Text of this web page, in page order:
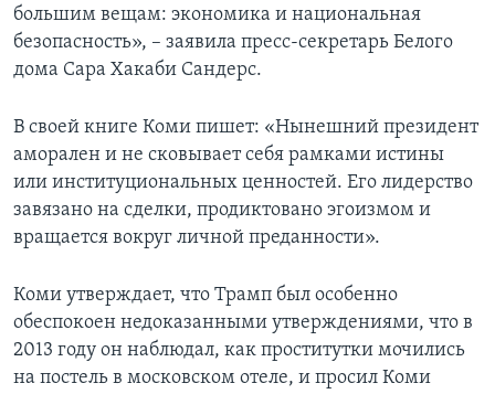
большим вещам: экономика и национальная
безопасность», – заявила пресс-секретарь Белого
дома Сара Хакаби Сандерс.
В своей книге Коми пишет: «Нынешний президент
аморален и не сковывает себя рамками истины
или институциональных ценностей. Его лидерство
завязано на сделки, продиктовано эгоизмом и
вращается вокруг личной преданности».
Коми утверждает, что Трамп был особенно
обеспокоен недоказанными утверждениями, что в
2013 году он наблюдал, как проститутки мочились
на постель в московском отеле, и просил Коми